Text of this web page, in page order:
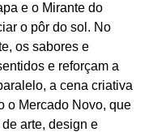
e o Mirante do
o pôr do sol. No
os sabores e
e reforçam a
a cena criativa
o Mercado Novo, que
arte, design e